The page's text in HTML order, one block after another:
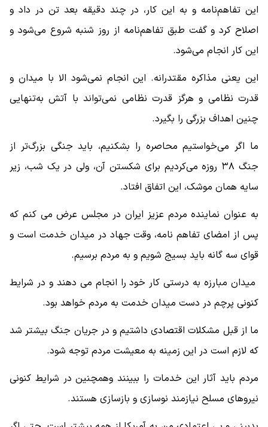
این تفاهم‌نامه و به این کار، در چند دقیقه بعد تن در داد و
اصلاح کرد و گفت طبق تفاهم‌نامه از روز شنبه شروع می‌شود و
این کار انجام می‌شود.
این یعنی مذاکره مقتدرانه. این انجام نمی‌شود الا با میدان و
قدرت نظامی و هرگز قدرت نظامی نمی‌تواند با آتش به‌تنهایی
چنین اهداف بزرگی را بگیرد.
ما اگر می‌خواستیم محاصره را بشکنیم، باید جنگی بزرگ‌تر از
جنگ ۳۸ روزه می‌کردیم برای شکستن آن، ولی در یک شب، زیر
سایه همان موشک، این اتفاق افتاد.
به عنوان نماینده مردم عزیز ایران در مجلس عرض می کنم که
پس از امضای تفاهم نامه، وقت جهاد در میدان خدمت است و
قوای سه گانه باید بسیج شویم و به مردم برسیم.
میدان مبارزه به درستی کار خود را انجام می دهند و در شرایط
کنونی پرچم در دست میدان خدمت به مردم خواهد بود.
ما از قبل مشکلات اقتصادی داشتیم و در جریان جنگ بیشتر شد
که لازم است در این زمینه به معیشت مردم توجه شود.
مردم باید آثار این خدمات را ببینند وهمچنین در شرایط کنونی
نیروهای مسلح نیازمند نوسازی و بازسازی هستند.